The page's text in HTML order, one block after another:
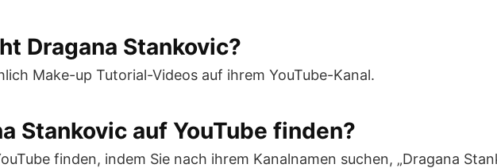
Dragana Stankovic?
Make-up Tutorial-Videos auf ihrem YouTube-Kanal.
Stankovic auf YouTube finden?
finden, indem Sie nach ihrem Kanalnamen suchen, „Dragana